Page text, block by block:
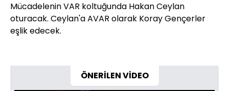
Mücadelenin VAR koltuğunda Hakan Ceylan
oturacak. Ceylan'a AVAR olarak Koray Gençerler
eşlik edecek.
ÖNERİLEN VİDEO